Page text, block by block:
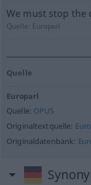
We must stop
Quelle: Europarl
Quelle
Europarl
Quelle: OPUS
Originaltextquelle:
Originaldatenbank: